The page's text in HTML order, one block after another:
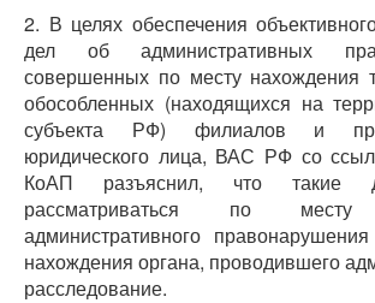
2. В целях обеспечения
дел об административных
совершенных по месту нахождения
обособленных (находящихся на
субъекта РФ) филиалов и
юридического лица, ВАС РФ со
КоАП разъяснил, что такие
рассматриваться по месту
административного
нахождения органа, проводившего
расследование.